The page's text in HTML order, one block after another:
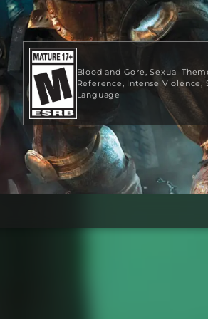
Blood and Gore Sexual
Reference
Intense Violence
Language